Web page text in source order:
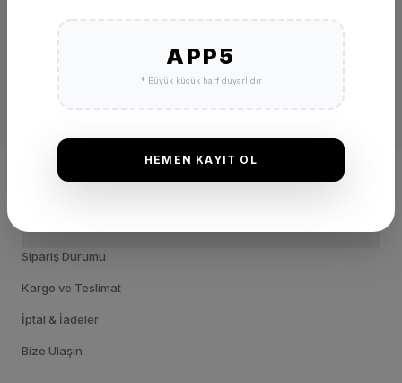
Sipariş Durumu
Kargo ve Teslimat
İptal & İadeler
Bize Ulaşın
APP5
* Büyük küçük harf duyarlıdır
HEMEN KAYIT OL